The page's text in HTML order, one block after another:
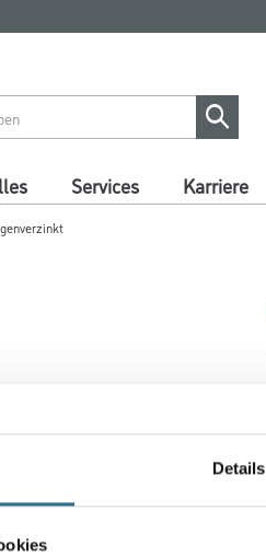
Details
Services Karriere